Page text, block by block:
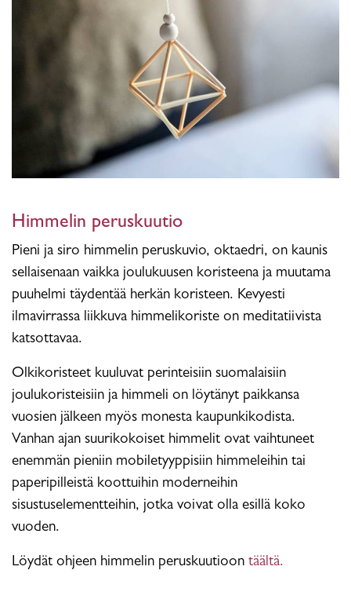
Himmelin peruskuutio
Pieni ja siro himmelin peruskuvio, oktaedri, on kaunis
sellaisenaan vaikka joulukuusen koristeena ja muutama
puuhelmi täydentää herkän koristeen. Kevyesti
ilmavirrassa liikkuva himmelikoriste on meditatiivista
katsottavaa.
Olkikoristeet kuuluvat perinteisiin suomalaisiin
joulukoristeisiin ja himmeli on löytänyt paikkansa
vuosien jälkeen myös monesta kaupunkikodista.
Vanhan ajan suurikokoiset himmelit ovat vaihtuneet
enemmän pieniin mobiletyyppisiin himmeleihin tai
paperipilleistä koottuihin moderneihin
sisustuselementteihin, jotka voivat olla esillä koko
vuoden.
Löydät ohjeen himmelin peruskuutioon täältä.